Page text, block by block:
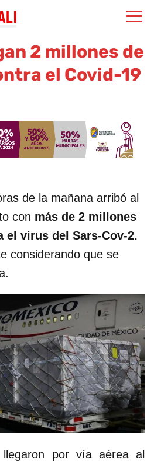
2 millones de
el Covid-19
de la mañana arribó al
con más de 2 millones
el virus del Sars-Cov-2.
considerando que se
por vía aérea al